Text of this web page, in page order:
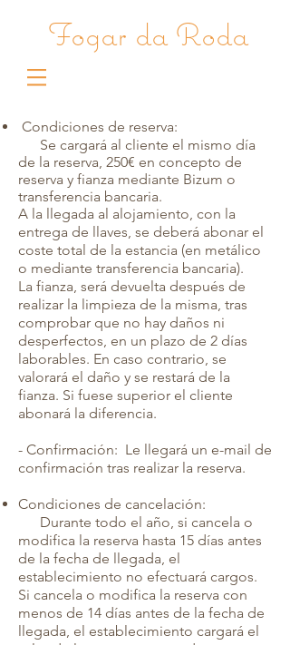
Fogar da Roda
Condiciones de reserva:
​ Se cargará al cliente el mismo día
de la reserva, 250€ en concepto de
reserva y fianza mediante Bizum o
transferencia bancaria.
A la llegada al alojamiento, con la
entrega de llaves, se deberá abonar el
coste total de la estancia (en metálico
o mediante transferencia bancaria).
La fianza, será devuelta después de
realizar la limpieza de la misma, tras
comprobar que no hay daños ni
desperfectos, en un plazo de 2 días
laborables. En caso contrario, se
valorará el daño y se restará de la
fianza. Si fuese superior el cliente
abonará la diferencia.
- Confirmación: Le llegará un e-mail de
confirmación tras realizar la reserva.
Condiciones de cancelación:
Durante todo el año, si cancela o
modifica la reserva hasta 15 días antes
de la fecha de llegada, el
establecimiento no efectuará cargos.
Si cancela o modifica la reserva con
menos de 14 días antes de la fecha de
llegada, el establecimiento cargará el